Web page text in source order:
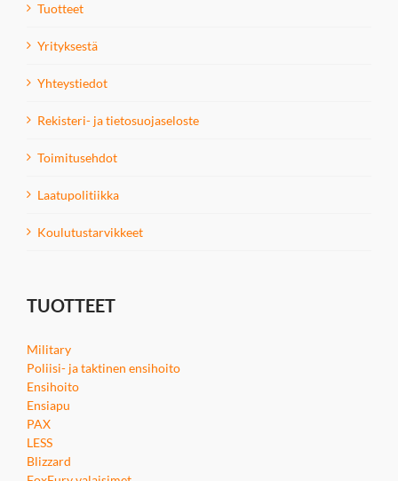
Tuotteet
Yrityksestä
Yhteystiedot
Rekisteri- ja tietosuojaseloste
Toimitusehdot
Laatupolitiikka
Koulutustarvikkeet
TUOTTEET
Military
Poliisi- ja taktinen ensihoito
Ensihoito
Ensiapu
PAX
LESS
Blizzard